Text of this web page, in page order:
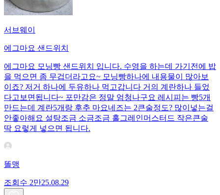
서브웨이
에그마요 샌드위치
에그마요 모닝빵 샌드위치 입니다. 수영을 하는데 가기전에 밥
을 먹으면 좀 무겁더라고요~ 모닝빵하나에 내용물이 많아보
이죠? 저거 하나에 두유하나 먹고갑니다 거의 계란하나 들었
다고보면됩니다~ 포만감은 정말 엄청나구요 레시피는 빵5개
만드는데 계란5개랑 후추 마요네즈는 2큰술정도? 많이넣는걸
안좋아해요 설탕조금 소금조금 홀그레인머스터드 작은큰술
딱 요렇게 넣으면 됩니다.
똘맹
조회수 2만25.08.29